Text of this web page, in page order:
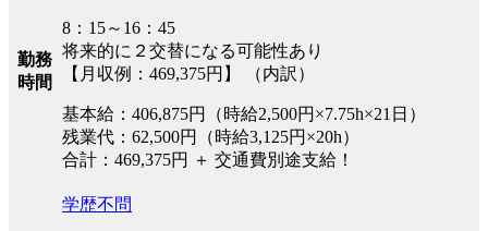
勤務
時間
8：15～16：45
将来的に２交替になる可能性あり
【月収例：469,375円】 （内訳）
基本給：406,875円（時給2,500円×7.75h×21日）
残業代：62,500円（時給3,125円×20h）
合計：469,375円 ＋ 交通費別途支給！
学歴不問